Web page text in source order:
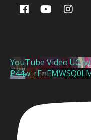
YouTube Video